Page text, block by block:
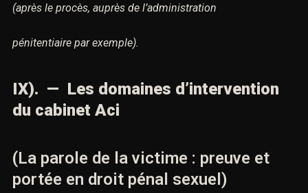
(après le procès, auprès de l’administration
pénitentiaire par exemple).
IX). — Les domaines d’intervention
du cabinet Aci
(La parole de la victime : preuve et
portée en droit pénal sexuel)